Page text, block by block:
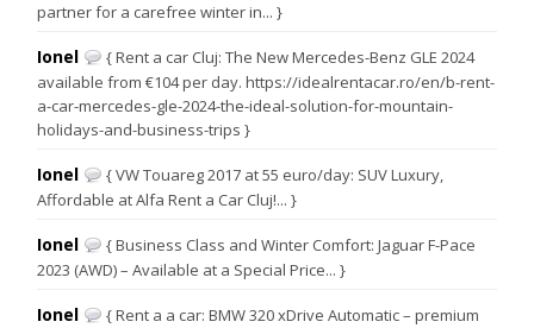
partner for a carefree winter in... }
Ionel
{ Rent a car Cluj: The New Mercedes-Benz GLE 2024
available from €104 per day. https://idealrentacar.ro/en/b-rent-
a-car-mercedes-gle-2024-the-ideal-solution-for-mountain-
holidays-and-business-trips }
Ionel
{ VW Touareg 2017 at 55 euro/day: SUV Luxury,
Affordable at Alfa Rent a Car Cluj!... }
Ionel
{ Business Class and Winter Comfort: Jaguar F-Pace
2023 (AWD) – Available at a Special Price... }
Ionel
{ Rent a a car: BMW 320 xDrive Automatic – premium